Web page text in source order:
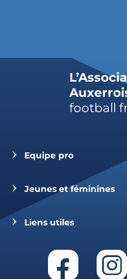
football
Equipe pro
Jeunes et féminines
Liens utiles